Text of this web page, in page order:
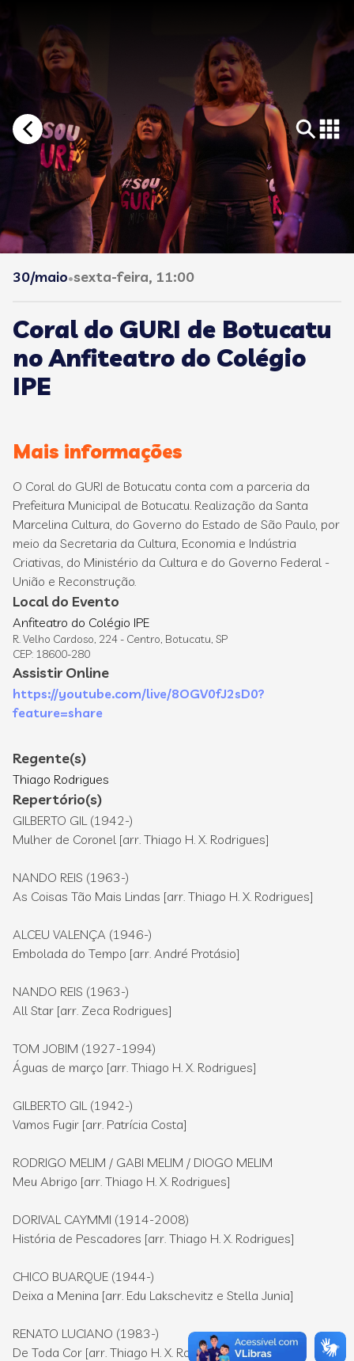
30/maio•sexta-feira, 11:00
Coral do GURI de Botucatu
no Anfiteatro do Colégio
IPE
Mais informações
O Coral do GURI de Botucatu conta com a parceria da
Prefeitura Municipal de Botucatu. Realização da Santa
Marcelina Cultura, do Governo do Estado de São Paulo, por
meio da Secretaria da Cultura, Economia e Indústria
Criativas, do Ministério da Cultura e do Governo Federal -
União e Reconstrução.
Local do Evento
Anfiteatro do Colégio IPE
R. Velho Cardoso, 224 - Centro, Botucatu, SP
CEP: 18600-280
Assistir Online
https://youtube.com/live/8OGV0fJ2sD0?
feature=share
Regente(s)
Thiago Rodrigues
Repertório(s)
GILBERTO GIL (1942-)
Mulher de Coronel [arr. Thiago H. X. Rodrigues]
NANDO REIS (1963-)
As Coisas Tão Mais Lindas [arr. Thiago H. X. Rodrigues]
ALCEU VALENÇA (1946-)
Embolada do Tempo [arr. André Protásio]
NANDO REIS (1963-)
All Star [arr. Zeca Rodrigues]
TOM JOBIM (1927-1994)
Águas de março [arr. Thiago H. X. Rodrigues]
GILBERTO GIL (1942-)
Vamos Fugir [arr. Patrícia Costa]
RODRIGO MELIM / GABI MELIM / DIOGO MELIM
Meu Abrigo [arr. Thiago H. X. Rodrigues]
DORIVAL CAYMMI (1914-2008)
História de Pescadores [arr. Thiago H. X. Rodrigues]
CHICO BUARQUE (1944-)
Deixa a Menina [arr. Edu Lakschevitz e Stella Junia]
RENATO LUCIANO (1983-)
De Toda Cor [arr. Thiago H. X. Rodrigues]